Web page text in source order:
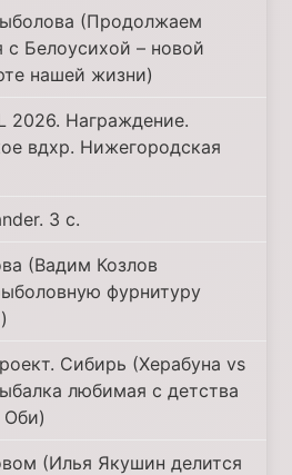
(Продолжаем
с Белоусихой – новой
нашей жизни)
2026. Награждение.
вдхр. Нижегородская
3 с.
(Вадим Козлов
фурнитуру
Сибирь (Херабуна vs
любимая с детства
Оби)
(Илья Якушин делится